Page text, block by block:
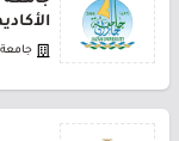
جامعة